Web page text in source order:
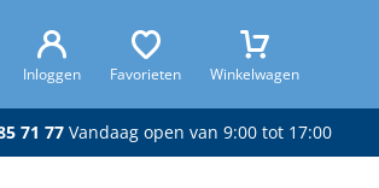
Inloggen Favorieten Winkelwagen
71 77Vandaag open van 9:00 tot 17:00